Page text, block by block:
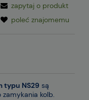
zapytaj o produkt
poleć znajomemu
typu NS29 są
kolb.